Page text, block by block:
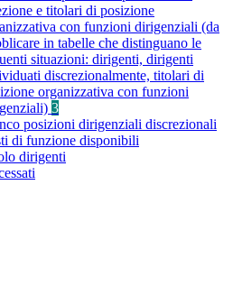
e titolari di posizione
con funzioni dirigenziali (da
in tabelle che distinguano le
situazioni: dirigenti, dirigenti
discrezionalmente, titolari di
organizzativa con funzioni
3
posizioni dirigenziali discrezionali
di funzione disponibili
dirigenti